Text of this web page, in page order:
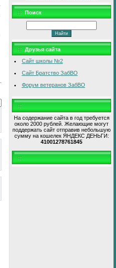
Поиск
Друзья сайта
Сайт школы №2
Сайт Братство ЗабВО
Форум ветеранов ЗабВО
На содержание сайта в год требуется
около 2000 рублей. Желающие могут
поддержать сайт отправив небольшую
сумму на кошелек ЯНДЕКС ДЕНЬГИ:
41001278761845